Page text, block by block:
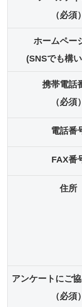
（必須）
ホームペー
(SNSでも構
携帯電話
（必須）
電話番
FAX番
住所
アンケートにご
（必須）